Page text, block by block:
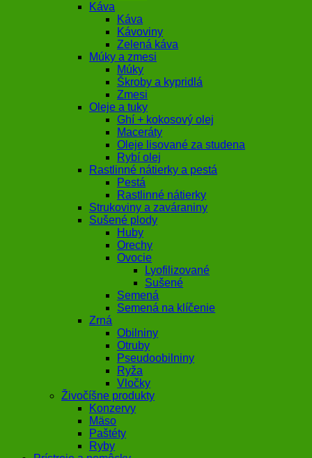
Káva
Káva
Kávoviny
Zelená káva
Múky a zmesi
Múky
Škroby a kypridlá
Zmesi
Oleje a tuky
Ghí + kokosový olej
Maceráty
Oleje lisované za studena
Rybí olej
Rastlinné nátierky a pestá
Pestá
Rastlinné nátierky
Strukoviny a zaváraniny
Sušené plody
Huby
Orechy
Ovocie
Lyofilizované
Sušené
Semená
Semená na klíčenie
Zrná
Obilniny
Otruby
Pseudoobilniny
Ryža
Vločky
Živočíšne produkty
Konzervy
Mäso
Paštéty
Ryby